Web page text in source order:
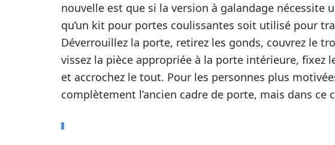
nouvelle est que si la version à galandage nécessite
qu’un kit pour portes coulissantes soit utilisé pour
Déverrouillez la porte, retirez les gonds, couvrez le
vissez la pièce appropriée à la porte intérieure, fixez
et accrochez le tout. Pour les personnes plus
complètement l’ancien cadre de porte, mais dans ce